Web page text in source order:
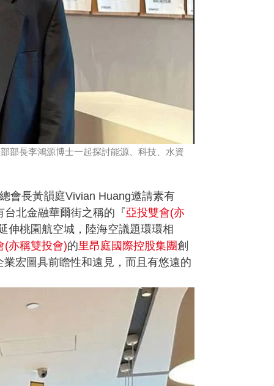
部長李鴻源博士一起探討能源、科技、水資
會長黃韻庭Vivian Huang邀請素有
北金融華爾街之稱的『亞投雙會(亦
桃園航空城，陸海空議題環環相
(亦稱雙投會)的里昂庭國際控股集團創
宏圖具前瞻性和遠見，而且有悠遠的